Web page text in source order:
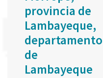
provincia de
Lambayeque,
departamento
de
Lambayeque